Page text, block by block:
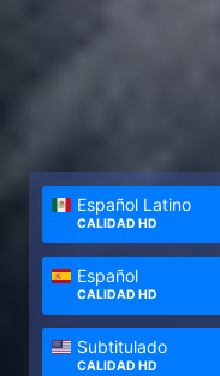
Español Latino
CALIDAD HD
Español
CALIDAD HD
Subtitulado
CALIDAD HD